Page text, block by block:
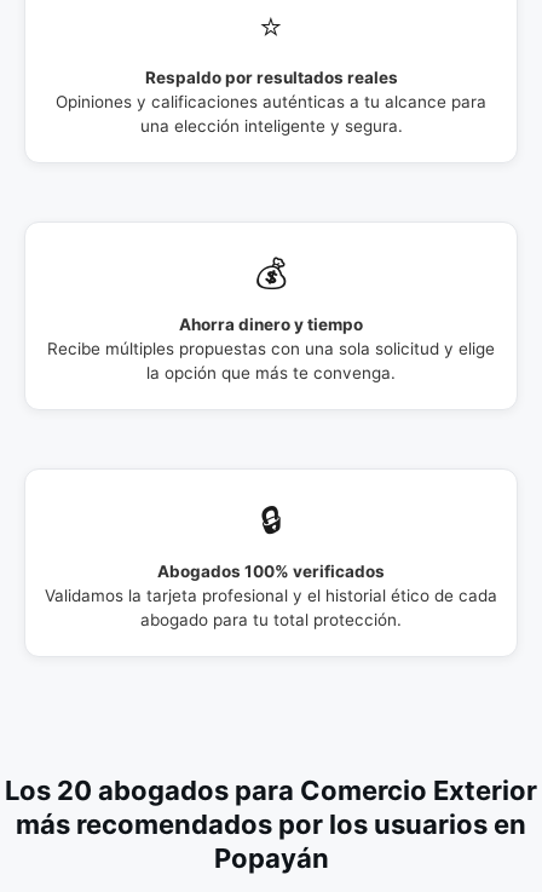
⭐
Respaldo por resultados reales
Opiniones y calificaciones auténticas a tu alcance para
una elección inteligente y segura.
💰
Ahorra dinero y tiempo
Recibe múltiples propuestas con una sola solicitud y elige
la opción que más te convenga.
🔒
Abogados 100% verificados
Validamos la tarjeta profesional y el historial ético de cada
abogado para tu total protección.
Los 20 abogados para Comercio Exterior
más recomendados por los usuarios en
Popayán